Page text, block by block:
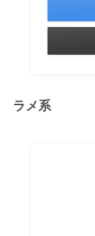
ラメ系